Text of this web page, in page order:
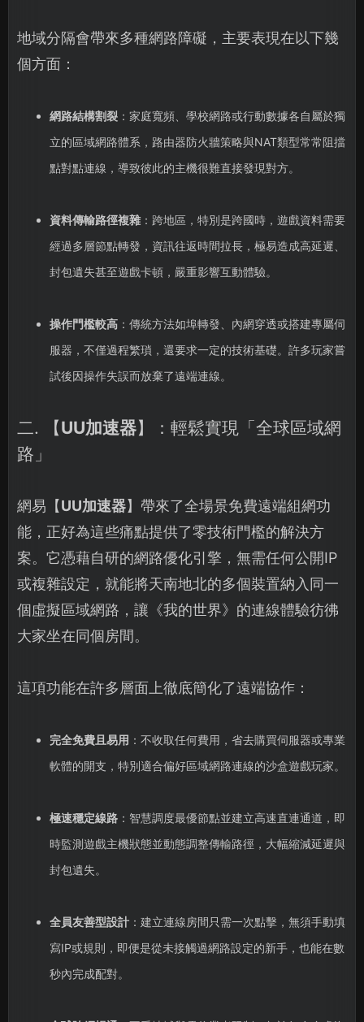
地域分隔會帶來多種網路障礙，主要表現在以下幾
個方面：
網路結構割裂：家庭寬頻、學校網路或行動數據各自屬於獨
立的區域網路體系，路由器防火牆策略與NAT類型常常阻擋
點對點連線，導致彼此的主機很難直接發現對方。
資料傳輸路徑複雜：跨地區，特別是跨國時，遊戲資料需要
經過多層節點轉發，資訊往返時間拉長，極易造成高延遲、
封包遺失甚至遊戲卡頓，嚴重影響互動體驗。
操作門檻較高：傳統方法如埠轉發、內網穿透或搭建專屬伺
服器，不僅過程繁瑣，還要求一定的技術基礎。許多玩家嘗
試後因操作失誤而放棄了遠端連線。
二. 【UU加速器】：輕鬆實現「全球區域網
路」
網易【UU加速器】帶來了全場景免費遠端組網功
能，正好為這些痛點提供了零技術門檻的解決方
案。它憑藉自研的網路優化引擎，無需任何公開IP
或複雜設定，就能將天南地北的多個裝置納入同一
個虛擬區域網路，讓《我的世界》的連線體驗彷彿
大家坐在同個房間。
這項功能在許多層面上徹底簡化了遠端協作：
完全免費且易用 ：不收取任何費用，省去購買伺服器或專業
軟體的開支，特別適合偏好區域網路連線的沙盒遊戲玩家。
極速穩定線路：智慧調度最優節點並建立高速直連通道，即
時監測遊戲主機狀態並動態調整傳輸路徑，大幅縮減延遲與
封包遺失。
全員友善型設計：建立連線房間只需一次點擊，無須手動填
寫IP或規則，即便是從未接觸過網路設定的新手，也能在數
秒內完成配對。